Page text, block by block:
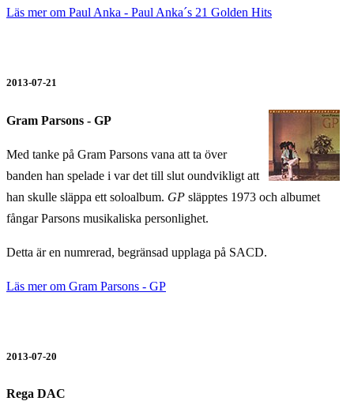
Läs mer om Paul Anka - Paul Anka´s 21 Golden Hits
2013-07-21
Gram Parsons - GP
Med tanke på Gram Parsons vana att ta över
banden han spelade i var det till slut oundvikligt att
han skulle släppa ett soloalbum. GP släpptes 1973 och albumet
fångar Parsons musikaliska personlighet.
Detta är en numrerad, begränsad upplaga på SACD.
Läs mer om Gram Parsons - GP
2013-07-20
Rega DAC